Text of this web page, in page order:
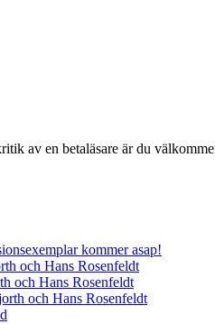
av en betaläsare är du
kommer asap!
och Hans Rosenfeldt
och Hans Rosenfeldt
och Hans Rosenfeldt